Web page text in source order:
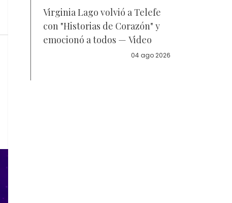
Virginia Lago volvió a Telefe
con "Historias de Corazón" y
emocionó a todos — Video
04 ago 2026